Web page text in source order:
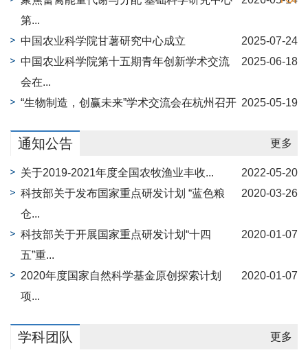
第...
2025-07-24
中国农业科学院甘薯研究中心成立
2025-06-18
中国农业科学院第十五期青年创新学术交流
会在...
2025-05-19
“生物制造，创赢未来”学术交流会在杭州召开
更多
通知公告
2022-05-20
关于2019-2021年度全国农牧渔业丰收...
2020-03-26
科技部关于发布国家重点研发计划 “蓝色粮
仓...
2020-01-07
科技部关于开展国家重点研发计划“十四
五”重...
2020-01-07
2020年度国家自然科学基金原创探索计划
项...
更多
学科团队